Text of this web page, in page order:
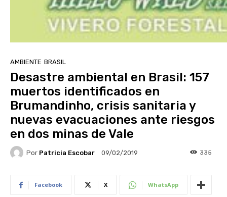
AMBIENTE BRASIL
Desastre ambiental en Brasil: 157
muertos identificados en
Brumandinho, crisis sanitaria y
nuevas evacuaciones ante riesgos
en dos minas de Vale
Por Patricia Escobar 09/02/2019 335
Facebook X WhatsApp